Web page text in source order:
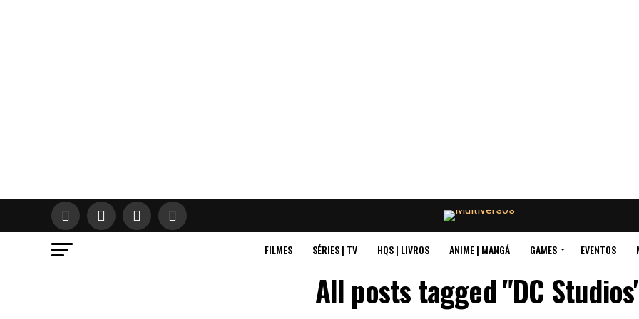
FILMES SÉRIES | TV HQS | LIVROS ANIME | MANGÁ GAMES EVENTOS
All posts tagged "DC